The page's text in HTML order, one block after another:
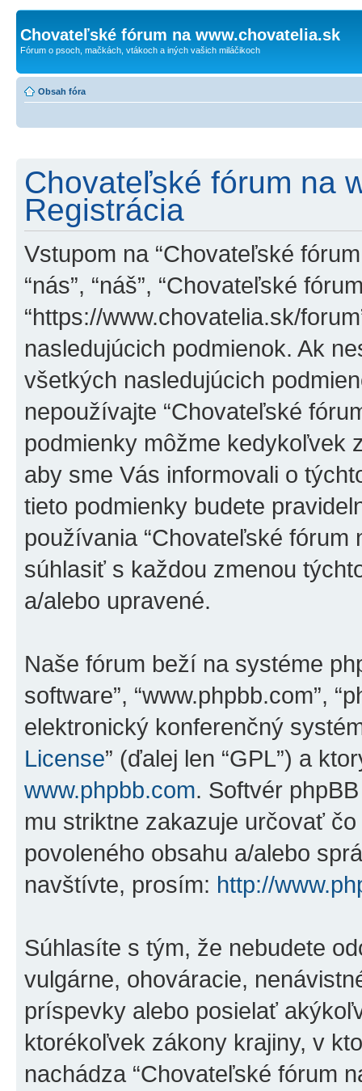
Chovateľské fórum na www.chovatelia.sk
Fórum o psoch, mačkách, vtákoch a iných vašich miláčikoch
Obsah fóra
Chovateľské fórum na
Registrácia
Vstupom na “Chovateľské
“nás”, “náš”, “Chovateľské
“https://www.chovatelia.sk/
nasledujúcich podmienok. Ak
všetkých nasledujúcich
nepoužívajte “Chovateľské
podmienky môžme kedykoľvek
aby sme Vás informovali o
tieto podmienky budete
používania “Chovateľské fórum
súhlasiť s každou zmenou
a/alebo upravené.
Naše fórum beží na systéme
software”, “www.phpbb.com”,
elektronický konferenčný
License” (ďalej len “GPL”) a
www.phpbb.com. Softvér
mu striktne zakazuje určovať
povoleného obsahu a/alebo
navštívte, prosím: http://
Súhlasíte s tým, že nebudete
vulgárne, ohováracie,
príspevky alebo posielať
ktorékoľvek zákony krajiny, v
nachádza “Chovateľské fórum